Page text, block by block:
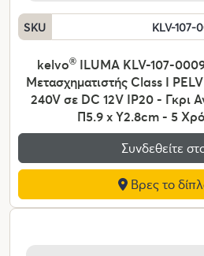
SKU KLV-107-
kelvo®ILUMA KLV-107-
Μετασχηματιστής Class I
240V σε DC 12V IP20 - Γκρι
Π5.9 x Υ2.8cm - 5
Συνδεθείτε
Βρες το